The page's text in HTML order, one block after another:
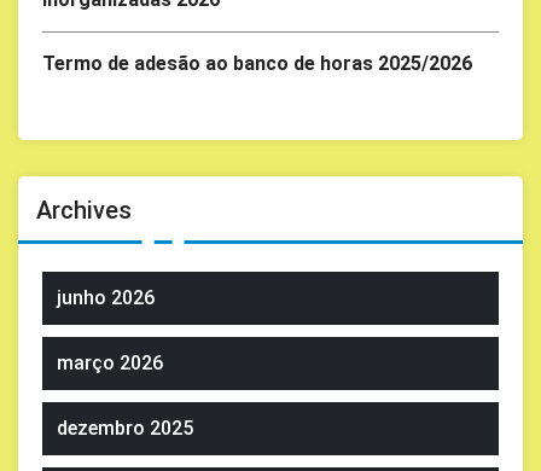
Termo de adesão ao banco de horas 2025/2026
Archives
junho 2026
março 2026
dezembro 2025